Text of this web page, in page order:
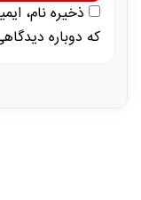
ذخیره نام،
که دوباره